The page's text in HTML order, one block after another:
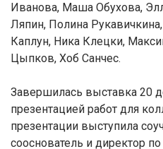
Иванова, Маша Обухова,
Ляпин, Полина
Каплун, Ника Клецки,
Цыпков, Хоб Санчес.
Завершилась выставка 20
презентацией работ для
презентации выступила
сооснователь и директор